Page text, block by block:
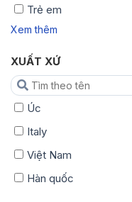
Trẻ em
Xem thêm
XUẤT XỨ
Úc
Italy
Việt Nam
Hàn quốc